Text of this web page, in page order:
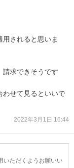
されると思いま
請求できそうです
わせて見るといいで
2022年3月1日 16:44
いただくようお願いい